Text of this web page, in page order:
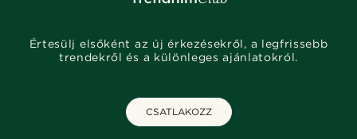
Értesülj elsőként az új érkezésekről, a legfrissebb
trendekről és a különleges ajánlatokról.
CSATLAKOZZ